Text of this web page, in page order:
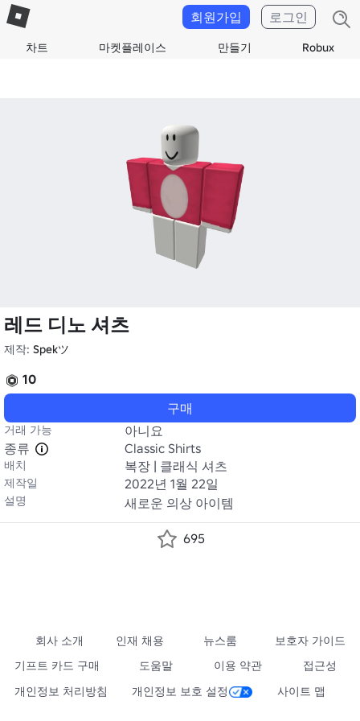
차트 마켓플레이스 만들기 Robux
회원가입 로그인
레드 디노 셔츠
제작: Spekツ
10
구매
거래 가능
아니요
종류
Classic Shirts
배치 복장 | 클래식 셔츠
제작일 2022년 1월 22일
설명 새로운 의상 아이템
695
회사 소개 인재 채용 뉴스룸
보호자 가이드
기프트 카드 구매
도움말 이용 약관
접근성
개인정보 처리방침
개인정보 보호 설정 사이트 맵